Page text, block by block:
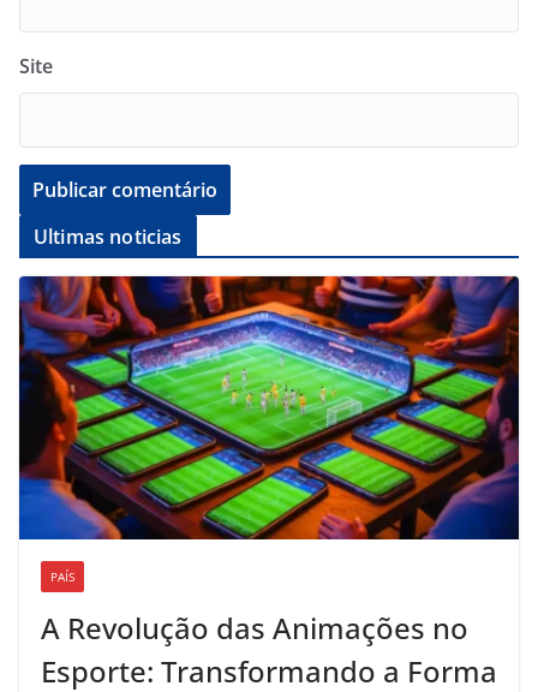
Site
Ultimas noticias
PAÍS
A Revolução das Animações no
Esporte: Transformando a Forma